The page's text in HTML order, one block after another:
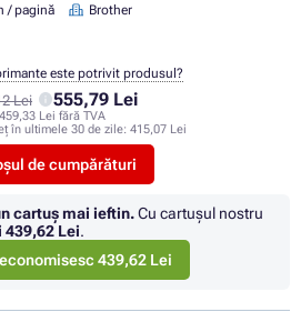
/ pagină
Brother
Lei 555,79 Lei
459,33 Lei fără TVA
în ultimele 30 de zile: 415,07 Lei
de cumpărături
este potrivit produsul?
cartuș mai ieftin.Cu cartuşul nostru
439,62 Lei.
439,62 Lei